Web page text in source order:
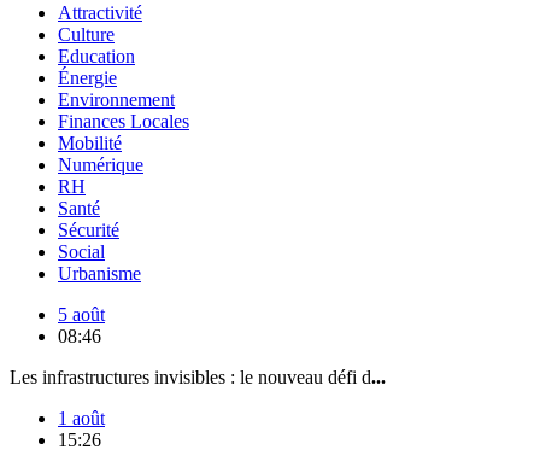
Attractivité
Culture
Education
Énergie
Environnement
Finances Locales
Mobilité
Numérique
RH
Santé
Sécurité
Social
Urbanisme
5 août
08:46
Les infrastructures invisibles : le nouveau défi d...
1 août
15:26